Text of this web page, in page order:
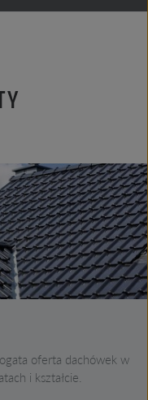
oferta dachówek w
i kształcie.